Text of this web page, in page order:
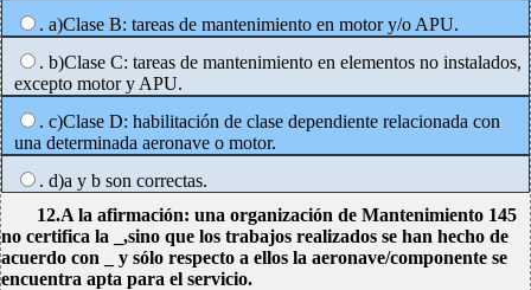
. a)Clase B: tareas de mantenimiento en motor y/o APU.
. b)Clase C: tareas de mantenimiento en elementos no instalados,
excepto motor y APU.
. c)Clase D: habilitación de clase dependiente relacionada con
una determinada aeronave o motor.
. d)a y b son correctas.
12.A la afirmación: una organización de Mantenimiento 145
no certifica la _,sino que los trabajos realizados se han hecho de
acuerdo con _ y sólo respecto a ellos la aeronave/componente se
encuentra apta para el servicio.